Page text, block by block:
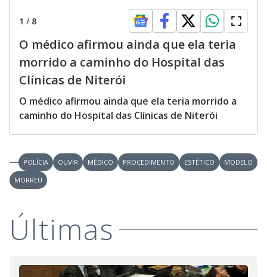
1 / 8
O médico afirmou ainda que ela teria
morrido a caminho do Hospital das
Clínicas de Niterói
O médico afirmou ainda que ela teria morrido a
caminho do Hospital das Clínicas de Niterói
POLÍCIA OUVIR MÉDICO PROCEDIMENTO ESTÉTICO
MODELO
MORREU
Últimas